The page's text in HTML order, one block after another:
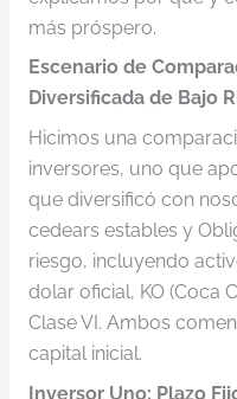
más próspero.
Escenario de
Diversificada de Bajo
Hicimos una
inversores, uno que
que diversificó con
cedears estables y
riesgo, incluyendo
dolar oficial, KO (Coca
Clase VI. Ambos
capital inicial.
Inversor Uno: Plazo